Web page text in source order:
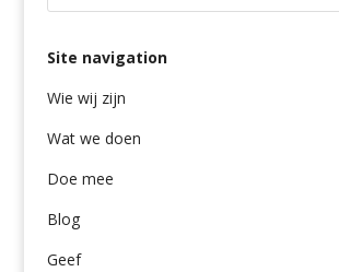
Site navigation
Wie wij zijn
Wat we doen
Doe mee
Blog
Geef